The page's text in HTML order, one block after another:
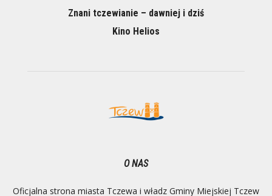
Znani tczewianie – dawniej i dziś
Kino Helios
O NAS
Oficjalna strona miasta Tczewa i władz Gminy Miejskiej Tczew